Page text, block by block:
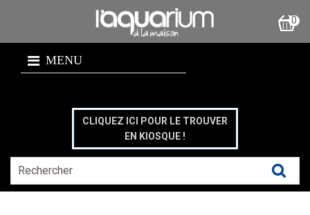
0
MENU
CLIQUEZ ICI POUR LE TROUVER
EN KIOSQUE !